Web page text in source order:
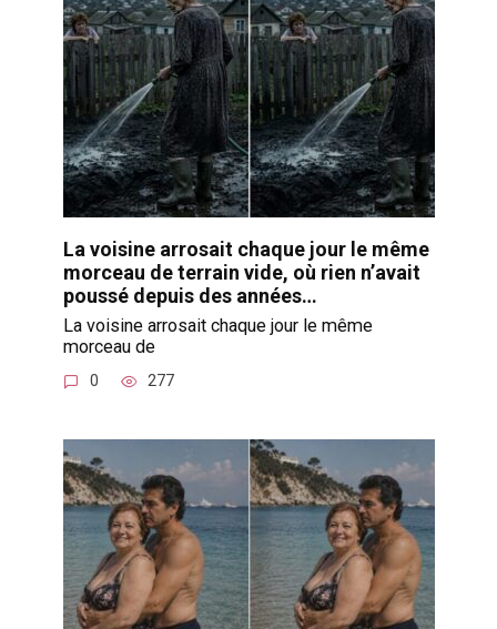
La voisine arrosait chaque jour le même
morceau de terrain vide, où rien n’avait
poussé depuis des années…
La voisine arrosait chaque jour le même
morceau de
0 277